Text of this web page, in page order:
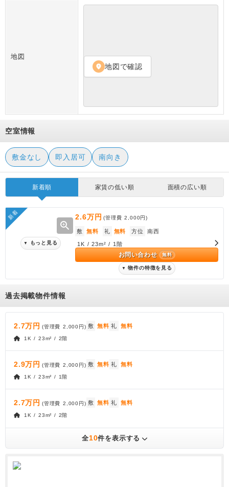
地図
location_on 地図で確認
空室情報
敷金なし 即入居可 南向き
新着順 家賃の低い順 面積の広い順
新着
zoom_in
▼ もっと見る
2.6万円 (管理費2,000円)
敷 無料 礼 無料 方位 南西
1K / 23m² / 1階
お問い合わせ 無料
▼ 物件の特徴を見る
過去掲載物件情報
2.7万円 (管理費 2,000円) 敷 無料 礼 無料
1K / 23m² / 2階
2.9万円 (管理費 2,000円) 敷 無料 礼 無料
1K / 23m² / 1階
2.7万円 (管理費 2,000円) 敷 無料 礼 無料
1K / 23m² / 2階
全10件を表示する